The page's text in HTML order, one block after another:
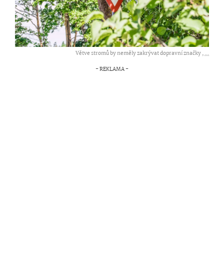
Větve stromů by neměly zakrývat dopravní značky ,...